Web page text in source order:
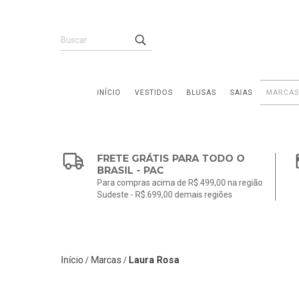
INÍCIO VESTIDOS BLUSAS SAIAS MARCAS
FRETE GRÁTIS PARA TODO O
BRASIL - PAC
Para compras acima de R$.499,00 na região
Sudeste - R$.699,00 demais regiões
Início / Marcas / Laura Rosa